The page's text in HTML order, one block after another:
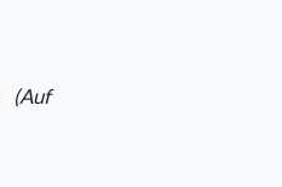
(Auf